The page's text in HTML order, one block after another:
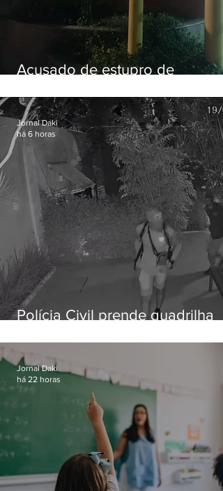
Acusado de estupro de
Polícia Civil prende quadrilha
residências de luxo no Rio
Jornal Daki
há 6 horas
Jornal Daki
há 22 horas